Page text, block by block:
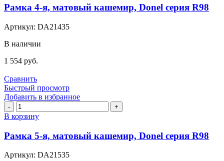
я,
кашемир,
серия
R98
Рамка 4-я, матовый кашемир, Donel серия R98
Артикул: DA21435
В наличии
1 554 руб.
Сравнить
Быстрый просмотр
Добавить в избранное
Количество
товара
Рамка
я,
матовый
кашемир,
В корзину
Рамка 5-я, матовый кашемир, Donel серия R98
Артикул: DA21535